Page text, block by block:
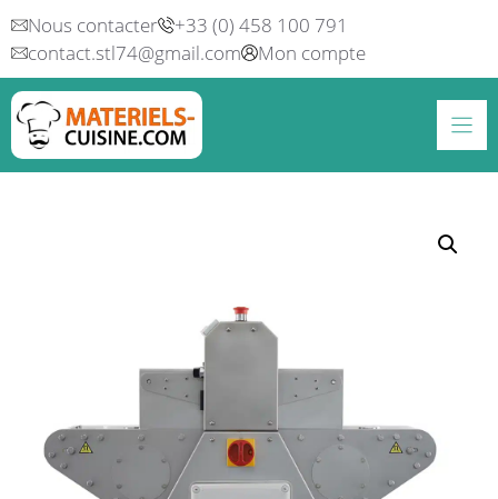
Aller
au
contenu
Nous contacter
+33 (0) 458 100 791
contact.stl74@gmail.com
Mon compte